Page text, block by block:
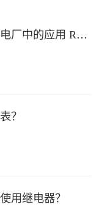
雷达料位计在电厂中的应用 RBRDZB-71-6-C
？
用继电器？